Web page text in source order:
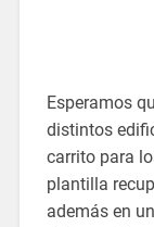
Esperamos
distintos
carrito para
plantilla
además en